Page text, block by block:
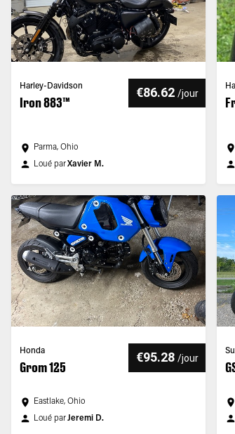
Harley-Davidson
Iron 883™
€86.62 /jour
Parma, Ohio
Loué parXavier M.
Honda
Grom 125
€95.28 /jour
Eastlake, Ohio
Loué parJeremi D.